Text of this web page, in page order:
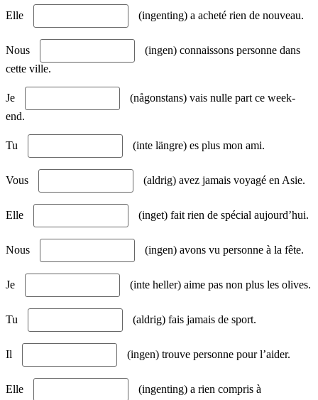
Elle (ingenting) a acheté rien de nouveau.
Nous
(ingen) connaissons personne dans
cette ville.
Je
(någonstans) vais nulle part ce week-
end.
Tu (inte längre) es plus mon ami.
Vous (aldrig) avez jamais voyagé en Asie.
Elle (inget) fait rien de spécial aujourd’hui.
Nous (ingen) avons vu personne à la fête.
Je (inte heller) aime pas non plus les olives.
Tu (aldrig) fais jamais de sport.
Il (ingen) trouve personne pour l’aider.
Elle
(ingenting) a rien compris à